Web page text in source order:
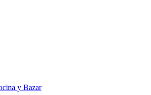
y Bazar